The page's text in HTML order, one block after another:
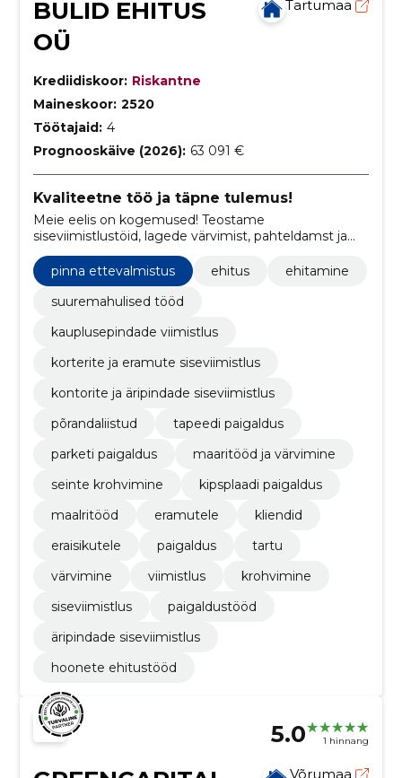
BULID EHITUS
OÜ
Tartumaa
Krediidiskoor: Riskantne
Maineskoor: 2520
Töötajaid: 4
Prognooskäive (2026): 63 091 €
Kvaliteetne töö ja täpne tulemus!
Meie eelis on kogemused! Teostame
siseviimistlustöid, lagede värvimist, pahteldamst ja
maalritööd. Saame hakkama ka väiksemate
põrandatöödega.
pinna ettevalmistus ehitus
ehitamine
suuremahulised tööd
kauplusepindade viimistlus
korterite ja eramute siseviimistlus
kontorite ja äripindade siseviimistlus
põrandaliistud
tapeedi paigaldus
parketi paigaldus
maaritööd ja värvimine
seinte krohvimine
kipsplaadi paigaldus
maalritööd
eramutele
kliendid
eraisikutele
paigaldus
tartu
värvimine
viimistlus
krohvimine
siseviimistlus
paigaldustööd
äripindade siseviimistlus
hoonete ehitustööd
5.0 1 hinnang
Võrumaa